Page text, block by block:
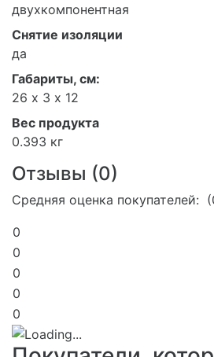
двухкомпонентная
Снятие изоляции
да
Габариты, см:
26 х 3 х 12
Вес продукта
0.393 кг
Отзывы (0)
Средняя оценка покупателей:
0
0
0
0
0